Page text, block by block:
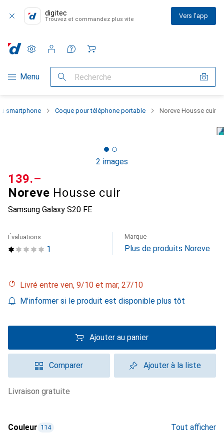
digitec
Trouvez et commandez plus vite Vers l'app
Navigation par catégorie
Menu Recherche
Paramètres
Compte client
Listes de comparaison
Listes d'envies
Panier
smartphone Coque pour téléphone portable Noreve Housse cuir
2 images
Noreve Housse cuir
Samsung Galaxy S20 FE
CHF
139.–
1
Évaluations Marque
Plus de produits Noreve
Livré entre ven, 9/10 et mar, 27/10
M'informer si le produit est disponible plus tôt
Ajouter au panier
Comparer Ajouter à la liste
livraison gratuite
Couleur 114 Tout afficher